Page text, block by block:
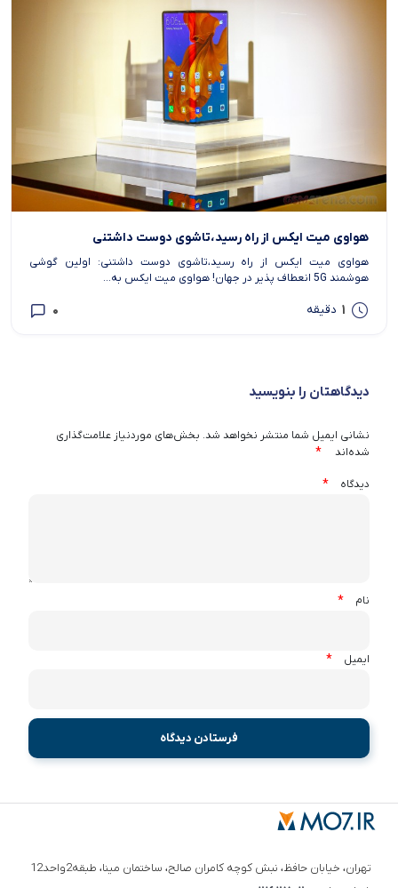
هواوی میت ایکس از راه رسید،تاشوی دوست داشتنی
هواوی میت ایکس از راه رسید،تاشوی دوست داشتنی: اولین گوشی
هوشمند 5G انعطاف پذیر در جهان! هواوی میت ایکس به...
1 دقیقه 0
دیدگاهتان را بنویسید
نشانی ایمیل شما منتشر نخواهد شد. بخش‌های موردنیاز علامت‌گذاری
شده‌اند
*
دیدگاه *
نام *
ایمیل *
تهران، خیابان حافظ، نبش کوچه کامران صالح، ساختمان مینا، طبقه2واحد12